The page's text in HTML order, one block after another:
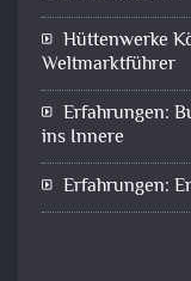
Hüttenwerke
Weltmarktführer
Erfahrungen:
ins Innere
Erfahrungen: